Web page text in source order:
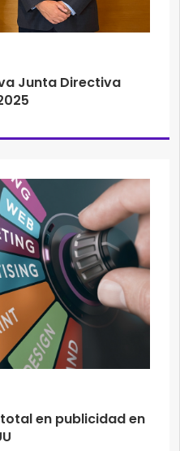
Junta Directiva
en publicidad en